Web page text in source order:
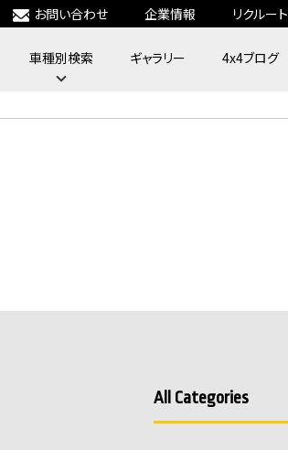
車種別検索 ギャラリー 4x4ブログ
お問い合わせ 企業情報 リクルート
All Categories